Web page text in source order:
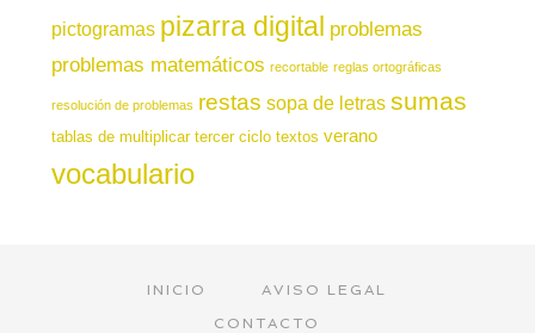
pictogramas pizarra digital problemas
problemas matemáticos recortable reglas ortográficas
resolución de problemas restas sopa de letras sumas
tablas de multiplicar tercer ciclo textos verano
vocabulario
INICIO
AVISO LEGAL
CONTACTO